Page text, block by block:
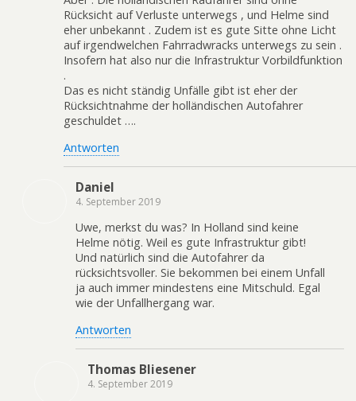
Rücksicht auf Verluste unterwegs , und Helme sind
eher unbekannt . Zudem ist es gute Sitte ohne Licht
auf irgendwelchen Fahrradwracks unterwegs zu sein .
Insofern hat also nur die Infrastruktur Vorbildfunktion
.
Das es nicht ständig Unfälle gibt ist eher der
Rücksichtnahme der holländischen Autofahrer
geschuldet ….
Antworten
Daniel
4. September 2019
Uwe, merkst du was? In Holland sind keine
Helme nötig. Weil es gute Infrastruktur gibt!
Und natürlich sind die Autofahrer da
rücksichtsvoller. Sie bekommen bei einem Unfall
ja auch immer mindestens eine Mitschuld. Egal
wie der Unfallhergang war.
Antworten
Thomas Bliesener
4. September 2019